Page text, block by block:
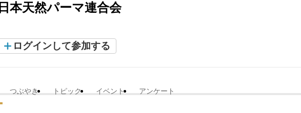
日本天然パーマ連合会
ログインして参加する
つぶやき トピック イベント アンケート